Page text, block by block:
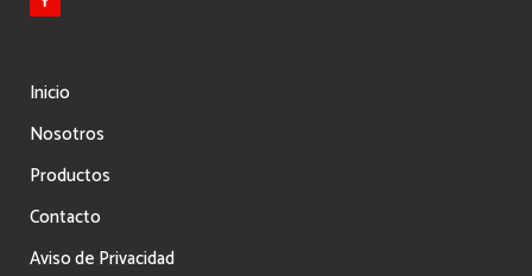
Inicio
Nosotros
Productos
Contacto
Aviso de Privacidad